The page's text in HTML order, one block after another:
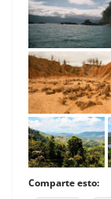
Comparte esto: